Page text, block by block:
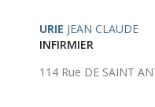
URIE JEAN CLAUDE
INFIRMIER
114 Rue DE SAINT